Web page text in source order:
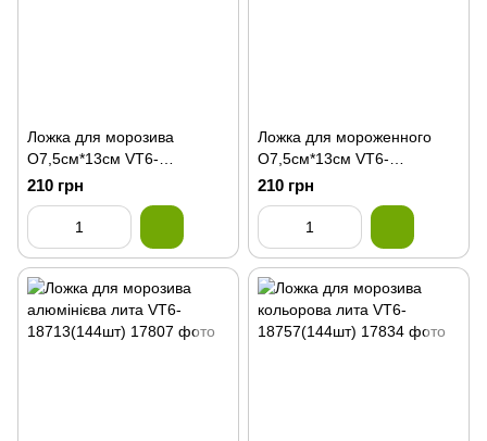
Ложка для морозива
О7,5см*13см VT6-
15964(100шт)
210 грн
Ложка для мороженного
О7,5см*13см VT6-
15964(60шт)
210 грн